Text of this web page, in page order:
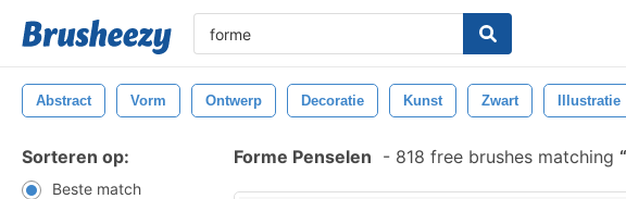
Abstract Vorm Ontwerp Decoratie Kunst Zwart Illustratie
Sorteren op:
Beste match
Forme Penselen - 818 free brushes matching